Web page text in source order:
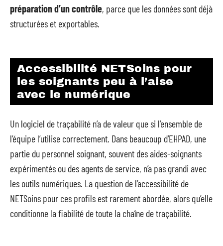
préparation d’un contrôle, parce que les données sont déjà
structurées et exportables.
Accessibilité NETSoins pour
les soignants peu à l’aise
avec le numérique
Un logiciel de traçabilité n’a de valeur que si l’ensemble de
l’équipe l’utilise correctement. Dans beaucoup d’EHPAD, une
partie du personnel soignant, souvent des aides-soignants
expérimentés ou des agents de service, n’a pas grandi avec
les outils numériques. La question de l’accessibilité de
NETSoins pour ces profils est rarement abordée, alors qu’elle
conditionne la fiabilité de toute la chaîne de traçabilité.